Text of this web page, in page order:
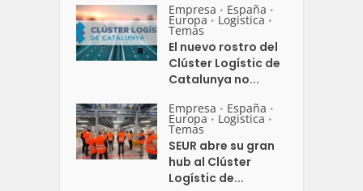
Empresa • España •
Europa • Logistica •
Temas
El nuevo rostro del
Clúster Logístic de
Catalunya no...
Empresa • España •
Europa • Logistica •
Temas
SEUR abre su gran
hub al Clúster
Logístic de...